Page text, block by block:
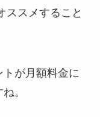
ススメすること
が月額料金に
。